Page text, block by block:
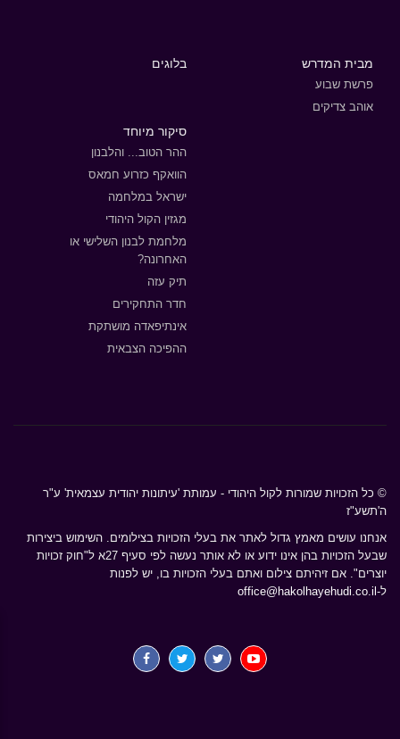
מבית המדרש
פרשת שבוע
אוהב צדיקים
בלוגים
סיקור מיוחד
ההר הטוב... והלבנון
הוואקף כזרוע חמאס
ישראל במלחמה
מגזין הקול היהודי
מלחמת לבנון השלישי או
האחרונה?
תיק עזה
חדר התחקירים
אינתיפאדה מושתקת
ההפיכה הצבאית
© כל הזכויות שמורות לקול היהודי - עמותת 'עיתונות יהודית עצמאית' ע"ר
ה'תשע"ז
אנחנו עושים מאמץ גדול לאתר את בעלי הזכויות בצילומים. השימוש ביצירות
שבעל הזכויות בהן אינו ידוע או לא אותר נעשה לפי סעיף 27א ל"חוק זכויות
יוצרים". אם זיהיתם צילום ואתם בעלי הזכויות בו, יש לפנות
ל- office@hakolhayehudi.co.il